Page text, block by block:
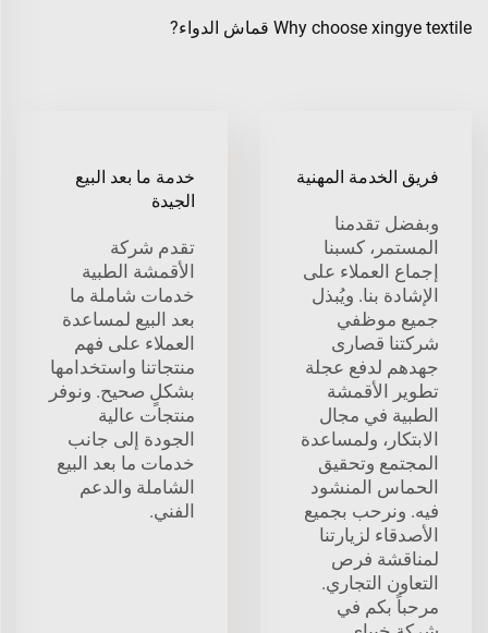
Why choose xingye textile قماش الدواء?
فريق الخدمة المهنية
وبفضل تقدمنا
المستمر، كسبنا
إجماع العملاء على
الإشادة بنا. ويُبذل
جميع موظفي
شركتنا قصارى
جهدهم لدفع عجلة
تطوير الأقمشة
الطبية في مجال
الابتكار، ولمساعدة
المجتمع وتحقيق
الحماس المنشود
فيه. ونرحب بجميع
الأصدقاء لزيارتنا
لمناقشة فرص
التعاون التجاري.
مرحباً بكم في
خدمة ما بعد البيع
الجيدة
تقدم شركة
الأقمشة الطبية
خدمات شاملة ما
بعد البيع لمساعدة
العملاء على فهم
منتجاتنا واستخدامها
بشكلٍ صحيح. ونوفر
منتجات عالية
الجودة إلى جانب
خدمات ما بعد البيع
الشاملة والدعم
الفني.